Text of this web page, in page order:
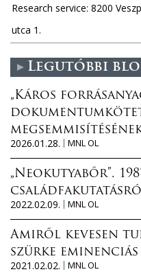
Research service: 8200
utca 1.
Legutóbbi
„Káros
2026.01.28.
MNL OL
„Neokutyabőr”.
2022.02.09.
MNL OL
Amiről kevesen
szürke
2021.02.02.
MNL OL